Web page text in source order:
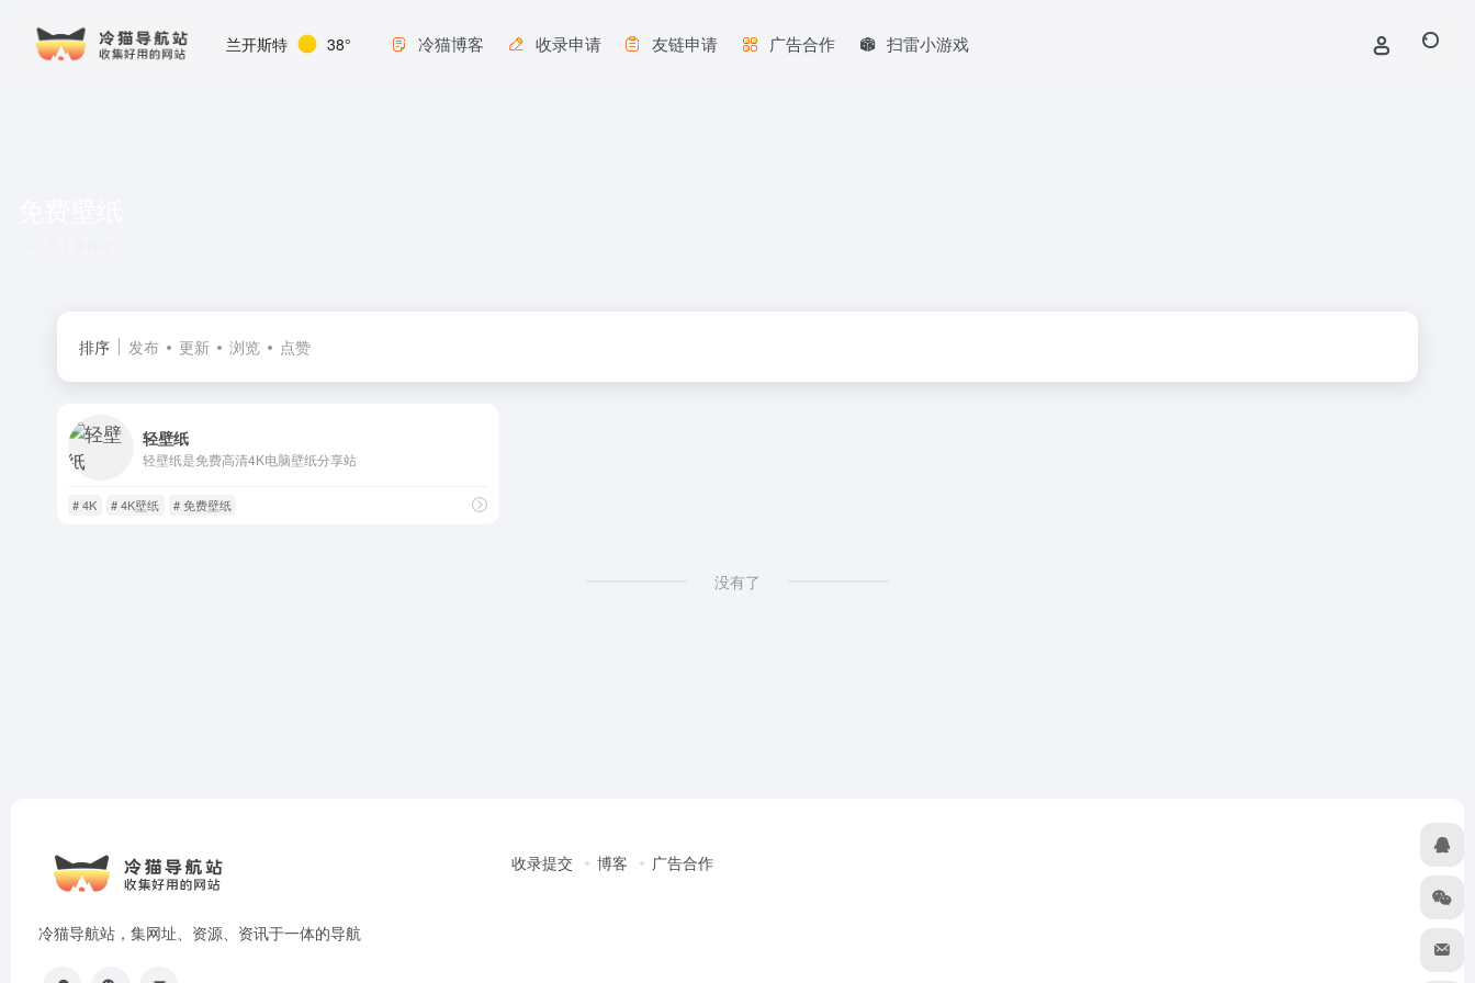
兰开斯特 38° 冷猫博客 收录申请 友链申请 广告合作 扫雷小游戏
排序 发布 更新 浏览 点赞
轻壁纸
轻壁纸是免费高清4K电脑壁纸分享站
# 4K # 4K壁纸 # 免费壁纸
没有了
冷猫导航站，集网址、资源、资讯于一体的导航
收录提交 博客 广告合作